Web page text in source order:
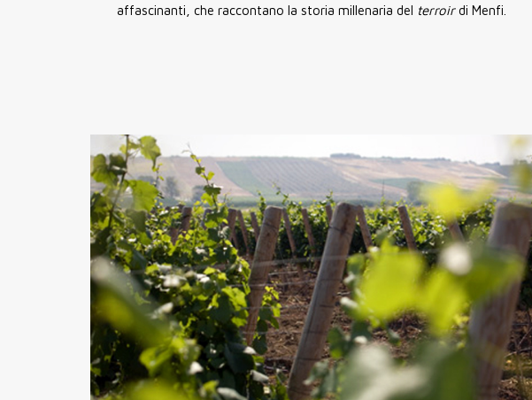
affascinanti, che raccontano la storia millenaria del terroirdi Menfi.